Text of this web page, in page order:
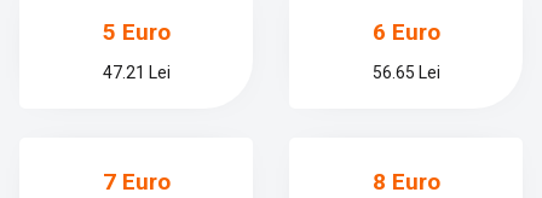
5 Euro
47.21 Lei
6 Euro
56.65 Lei
7 Euro 8 Euro